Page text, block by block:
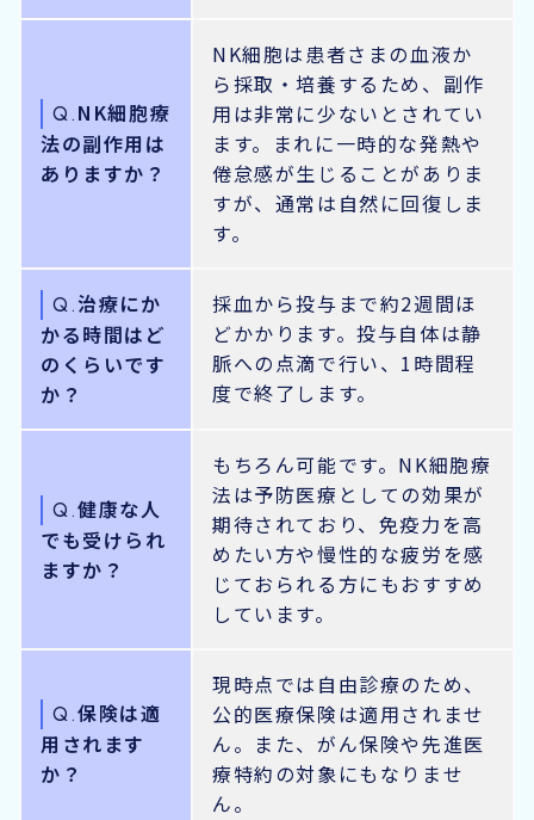
Q.NK細胞療
法の副作用は
ありますか？
NK細胞は患者さまの血液か
ら採取・培養するため、副作
用は非常に少ないとされてい
ます。まれに一時的な発熱や
倦怠感が生じることがありま
すが、通常は自然に回復しま
す。
Q.治療にか
かる時間はど
のくらいです
か？
採血から投与まで約2週間ほ
どかかります。投与自体は静
脈への点滴で行い、1時間程
度で終了します。
Q.健康な人
でも受けられ
ますか？
もちろん可能です。NK細胞療
法は予防医療としての効果が
期待されており、免疫力を高
めたい方や慢性的な疲労を感
じておられる方にもおすすめ
しています。
Q.保険は適
用されます
か？
現時点では自由診療のため、
公的医療保険は適用されませ
ん。また、がん保険や先進医
療特約の対象にもなりませ
ん。